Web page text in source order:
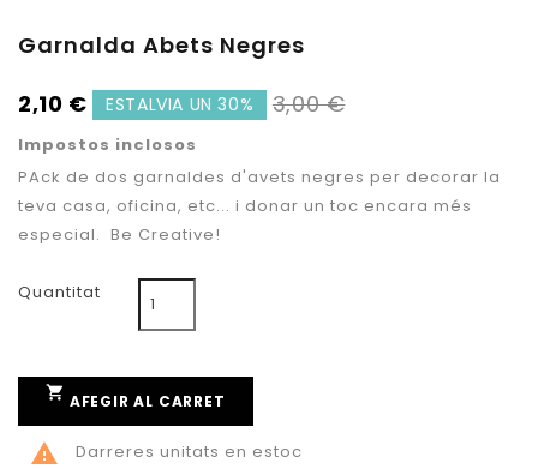
Garnalda Abets Negres
2,10 €
ESTALVIA UN 30% 3,00 €
Impostos inclosos
PAck de dos garnaldes d'avets negres per decorar la
teva casa, oficina, etc... i donar un toc encara més
especial. Be Creative!
Quantitat
 AFEGIR AL CARRET
 Darreres unitats en estoc